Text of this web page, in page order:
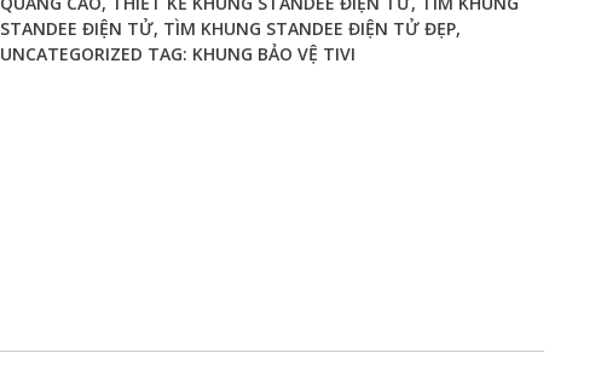
STANDEE ĐIỆN TỬ, TÌM KHUNG STANDEE ĐIỆN TỬ ĐẸP,
UNCATEGORIZED TAG: KHUNG BẢO VỆ TIVI